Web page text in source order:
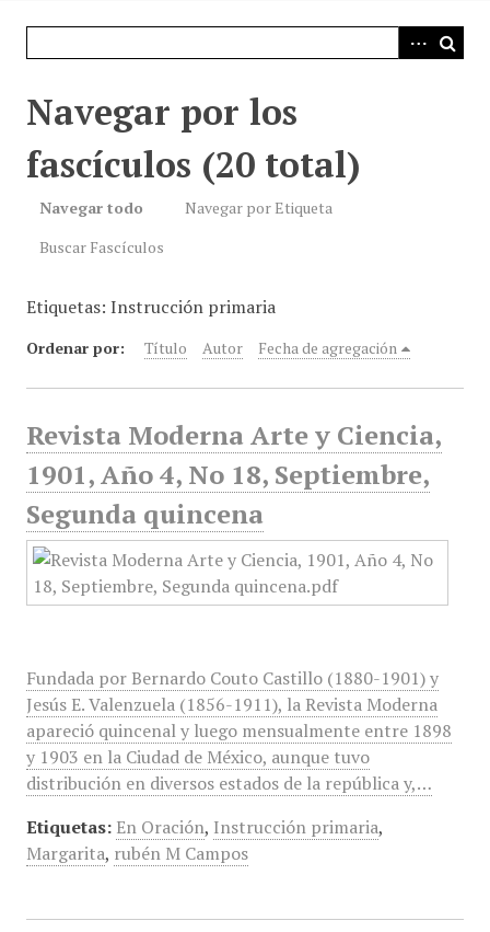
Navegar por los
fascículos (20 total)
Navegar todo
Navegar por Etiqueta
Buscar Fascículos
Etiquetas: Instrucción primaria
Ordenar por: Título Autor Fecha de agregación
Revista Moderna Arte y Ciencia,
1901, Año 4, No 18, Septiembre,
Segunda quincena
Fundada por Bernardo Couto Castillo (1880-1901) y
Jesús E. Valenzuela (1856-1911), la Revista Moderna
apareció quincenal y luego mensualmente entre 1898
y 1903 en la Ciudad de México, aunque tuvo
distribución en diversos estados de la república y,…
Etiquetas: En Oración, Instrucción primaria,
Margarita, rubén M Campos